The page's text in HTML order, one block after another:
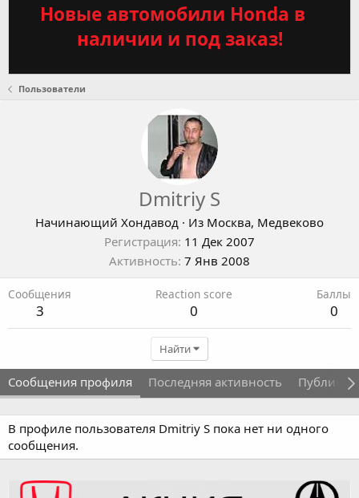
Новые автомобили Honda в
наличии и под заказ!
Пользователи
Dmitriy S
Начинающий Хондавод · Из Москва, Медвеково
Регистрация 11 Дек 2007
Активность 7 Янв 2008
Сообщения
3
Reaction score
0
Баллы
0
Найти
Сообщения профиля Последняя активность
В профиле пользователя Dmitriy S пока нет ни одного
сообщения.